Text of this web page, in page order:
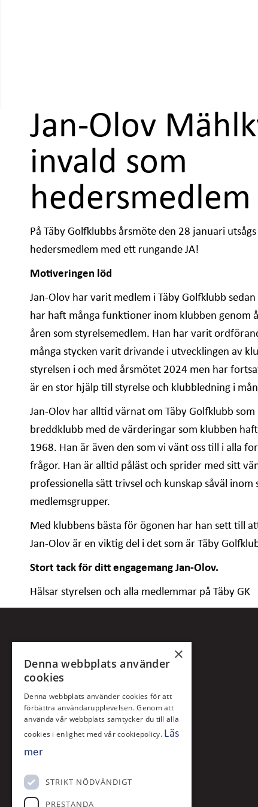
Jan-Olov
invald som
hedersmedlem
På Täby Golfklubbs årsmöte den 28 januari
hedersmedlem med ett rungande JA!
Motiveringen löd
Jan-Olov har varit medlem i Täby Golfklubb
har haft många funktioner inom klubben genom
åren som styrelsemedlem. Han har varit
många stycken varit drivande i utvecklingen av
styrelsen i och med årsmötet 2024 men har
är en stor hjälp till styrelse och klubbledning i
Jan-Olov har alltid värnat om Täby Golfklubb
breddklubb med de värderingar som klubben
1968. Han är även den som vi vänt oss till i alla
frågor. Han är alltid påläst och sprider med sitt
professionella sätt trivsel och kunskap såväl inom
medlemsgrupper.
Med klubbens bästa för ögonen har han sett till
Jan-Olov är en viktig del i det som är Täby
Stort tack för ditt engagemang Jan-Olov.
Hälsar styrelsen och alla medlemmar på Täby GK
Klubben grundades 1968 på initiativ
Ericsson och den invaldes som
nummer 109 i SGF år 1969. Banan
×
Denna webbplats använder
cookies
Denna webbplats använder cookies för att
förbättra användarupplevelsen. Genom att
använda vår webbplats samtycker du till alla
cookies i enlighet med vår cookiepolicy. Läs
mer
STRIKT NÖDVÄNDIGT
PRESTANDA